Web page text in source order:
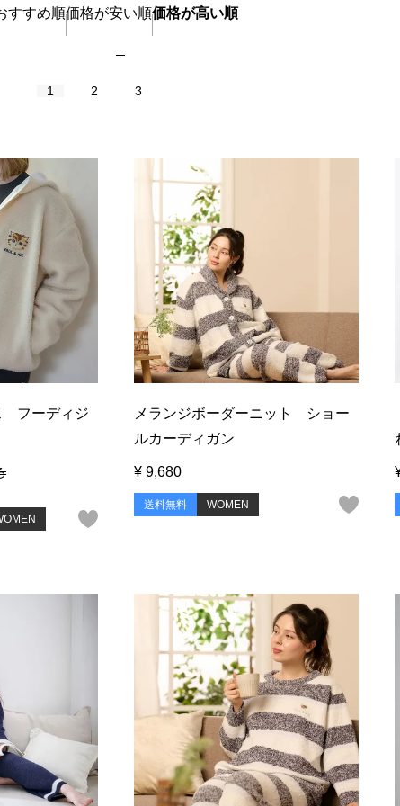
すすめ順価格が安い順価格が高い順
1 2 3
フーディジ
メランジボーダーニット ショー
ルカーディガン
¥ 9,680
送料無料 WOMEN